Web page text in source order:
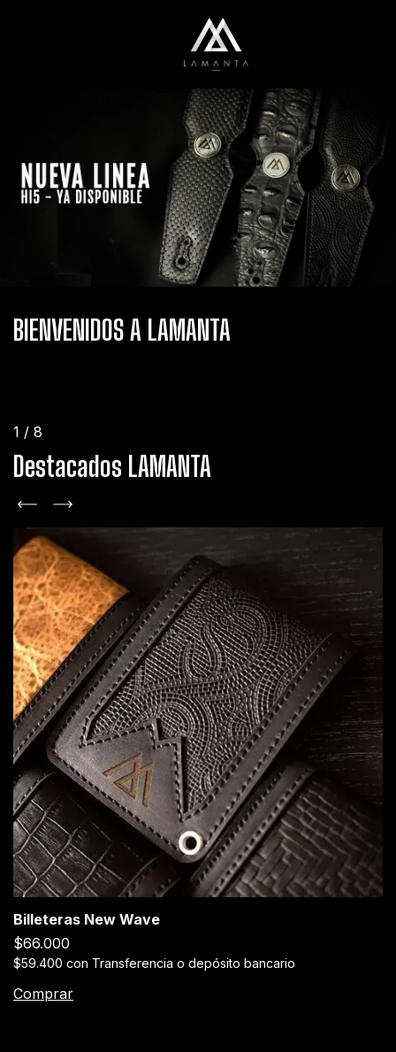
BIENVENIDOS A LAMANTA
1 / 8
Destacados LAMANTA
Billeteras New Wave
$66.000
$59.400 con Transferencia o depósito bancario
Comprar